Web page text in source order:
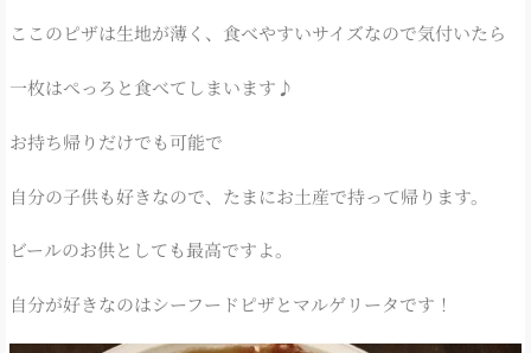
ここのピザは生地が薄く、食べやすいサイズなので気付いたら
一枚はぺっろと食べてしまいます♪
お持ち帰りだけでも可能で
自分の子供も好きなので、たまにお土産で持って帰ります。
ビールのお供としても最高ですよ。
自分が好きなのはシーフードピザとマルゲリータです！